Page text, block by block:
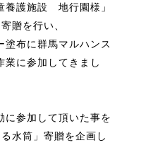
養護施設 地行園様」
贈を行い、
塗布に群馬マルハンス
業に参加してきまし
に参加して頂いた事を
水筒」寄贈を企画し